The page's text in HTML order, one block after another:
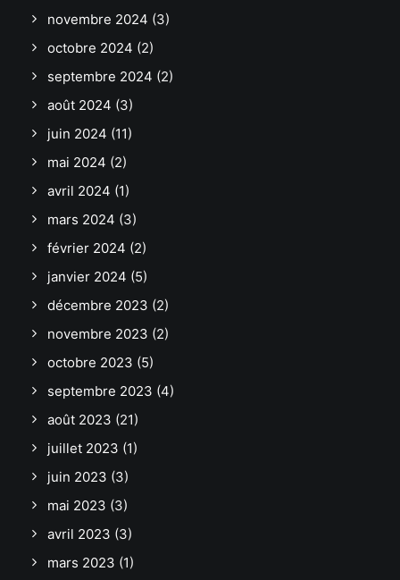
novembre 2024 (3)
octobre 2024 (2)
septembre 2024 (2)
août 2024 (3)
juin 2024 (11)
mai 2024 (2)
avril 2024 (1)
mars 2024 (3)
février 2024 (2)
janvier 2024 (5)
décembre 2023 (2)
novembre 2023 (2)
octobre 2023 (5)
septembre 2023 (4)
août 2023 (21)
juillet 2023 (1)
juin 2023 (3)
mai 2023 (3)
avril 2023 (3)
mars 2023 (1)